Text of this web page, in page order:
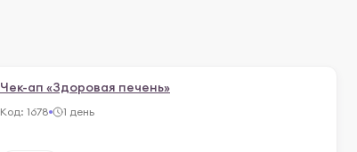
Чек-ап «Здоровая печень»
Код: 1678 1 день